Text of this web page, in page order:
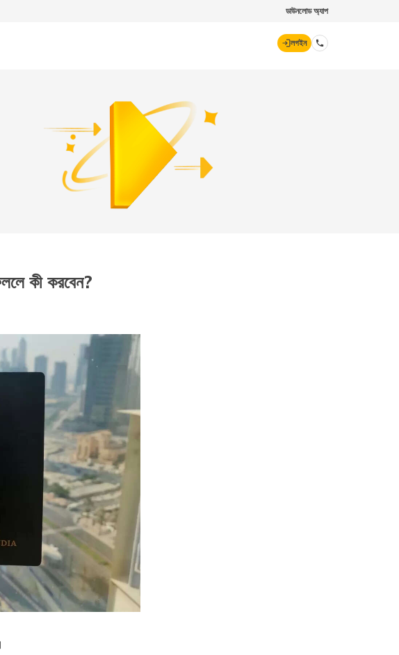
ডাউনলোড অ্যাপ
লগইন
কী করবেন?